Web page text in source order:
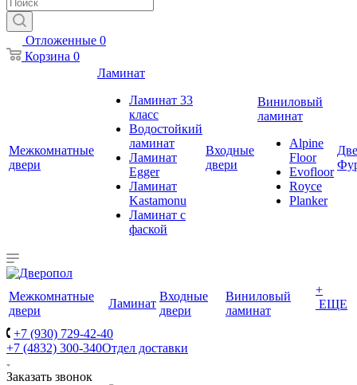
Отложенные 0
Корзина 0
Межкомнатные
двери
Ламинат
Ламинат 33
класс
Водостойкий
ламинат
Ламинат
Egger
Ламинат
Kastamonu
Ламинат с
фаской
Входные
двери
Виниловый
ламинат
Alpine
Floor
Evofloor
Royce
Planker
Межкомнатные
двери
Ламинат
Входные
двери
Виниловый
ламинат
+
ЕЩЕ
+7 (930) 729-42-40
+7 (4832) 300-340Отдел доставки
Заказать звонок